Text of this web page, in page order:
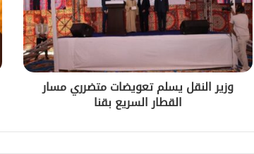
وزير النقل يسلم تعويضات متضرري مسار
القطار السريع بقنا